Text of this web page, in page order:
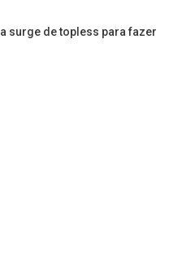
surge de topless para fazer